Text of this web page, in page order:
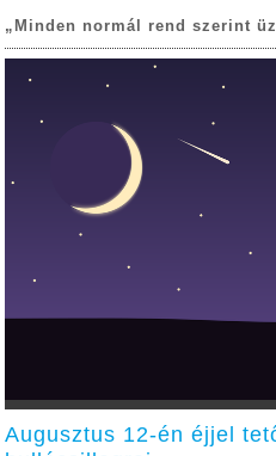
„Minden normál rend szerint
Augusztus 12-én éjjel